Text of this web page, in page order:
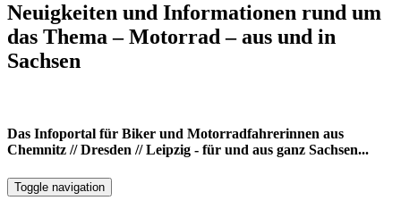
Neuigkeiten und Informationen rund um
das Thema – Motorrad – aus und in
Sachsen
Das Infoportal für Biker und Motorradfahrerinnen aus
Chemnitz // Dresden // Leipzig - für und aus ganz Sachsen...
Toggle navigation